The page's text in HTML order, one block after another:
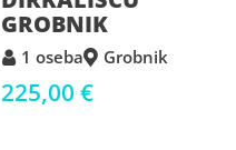
GROBNIK
1 oseba Grobnik
225,00 €